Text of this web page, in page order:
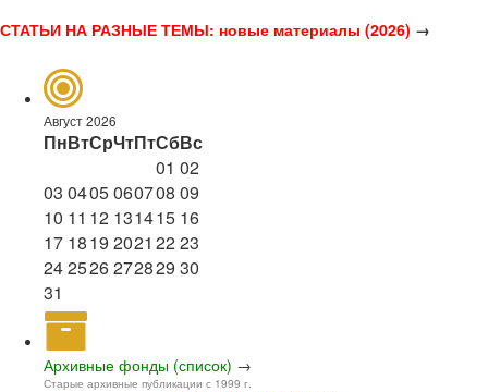
СТАТЬИ НА РАЗНЫЕ ТЕМЫ: новые материалы (2026) →
Август 2026
ПнВтСрЧтПтСбВс
01 02
03 0405060708 09
10 11 12 131415 16
17 1819 2021 2223
242526272829 30
31
Архивные фонды (список) →
Старые архивные публикации с 1999 г.